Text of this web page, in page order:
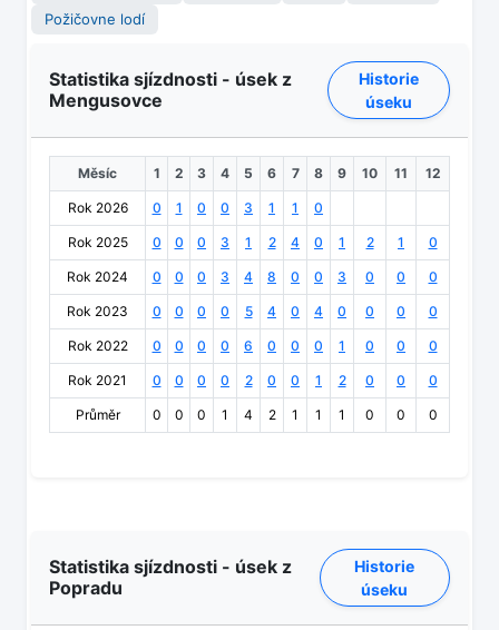
Požičovne lodí
Statistika sjízdnosti - úsek z
Mengusovce
Historie
úseku
Měsíc 1 2 3 4 5 6 7 8 9 10 11 12
Rok 2026 0 1 0 0 3 1 1 0
Rok 2025 0 0 0 3 1 2 4 0 1 2 1 0
Rok 2024 0 0 0 3 4 8 0 0 3 0 0 0
Rok 2023 0 0 0 0 5 4 0 4 0 0 0 0
Rok 2022 0 0 0 0 6 0 0 0 1 0 0 0
Rok 2021 0 0 0 0 2 0 0 1 2 0 0 0
Průměr 0 0 0 1 4 2 1 1 1 0 0 0
Statistika sjízdnosti - úsek z
Popradu
Historie
úseku